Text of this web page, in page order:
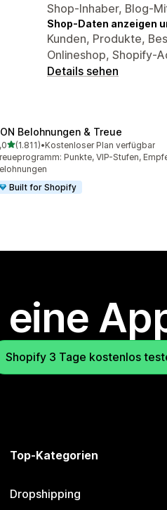
Shop-Inhaber, Blog-
Shop-Daten anzeigen
Kunden, Produkte,
Onlineshop, Shopify-
Details sehen
Belohnungen & Treue
von 5 Sternen
(1.811)
Rezensionen insgesamt
•Kostenloser Plan verfügbar
Punkte, VIP-Stufen,
Built for Shopify
Shopify 3 Tage kostenlos
Top-Kategorien
Dropshipping